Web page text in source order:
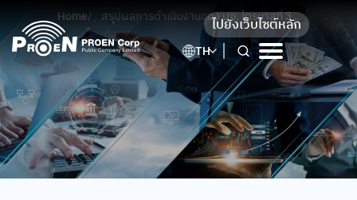
to
content
ไปยังเว็บไซต์หลัก
TH
Home/
สรุปผลการดำเนินงานของ บจ. ไตรมาสที่ 3
(F45) (สอบทานแล้ว)